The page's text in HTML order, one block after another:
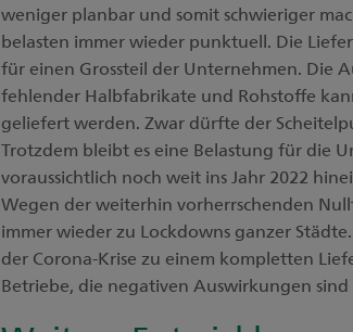
weniger planbar und somit schwieriger
belasten immer wieder punktuell. Die
für einen Grossteil der Unternehmen. Die
fehlender Halbfabrikate und Rohstoffe
geliefert werden. Zwar dürfte der
Trotzdem bleibt es eine Belastung für die
voraussichtlich noch weit ins Jahr 2022
Wegen der weiterhin vorherrschenden
immer wieder zu Lockdowns ganzer
der Corona-Krise zu einem kompletten
Betriebe, die negativen Auswirkungen